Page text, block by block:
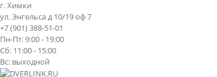
г. Химки
ул. Энгельса д 10/19 оф 7
+7 (901) 388-51-01
Пн-Пт: 9:00 - 19:00
Сб: 11:00 - 15:00
Вс: выходной